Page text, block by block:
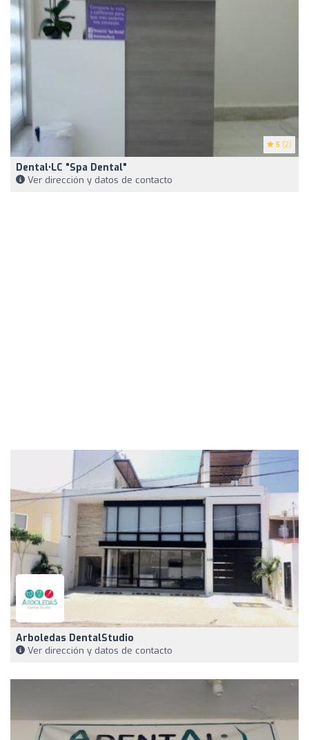
5 (2)
Dental•LC "Spa Dental"
Ver dirección y datos de contacto
Arboledas DentalStudio
Ver dirección y datos de contacto